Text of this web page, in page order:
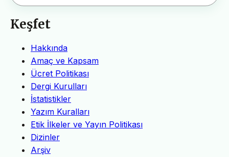
Keşfet
Hakkında
Amaç ve Kapsam
Ücret Politikası
Dergi Kurulları
İstatistikler
Yazım Kuralları
Etik İlkeler ve Yayın Politikası
Dizinler
Arşiv